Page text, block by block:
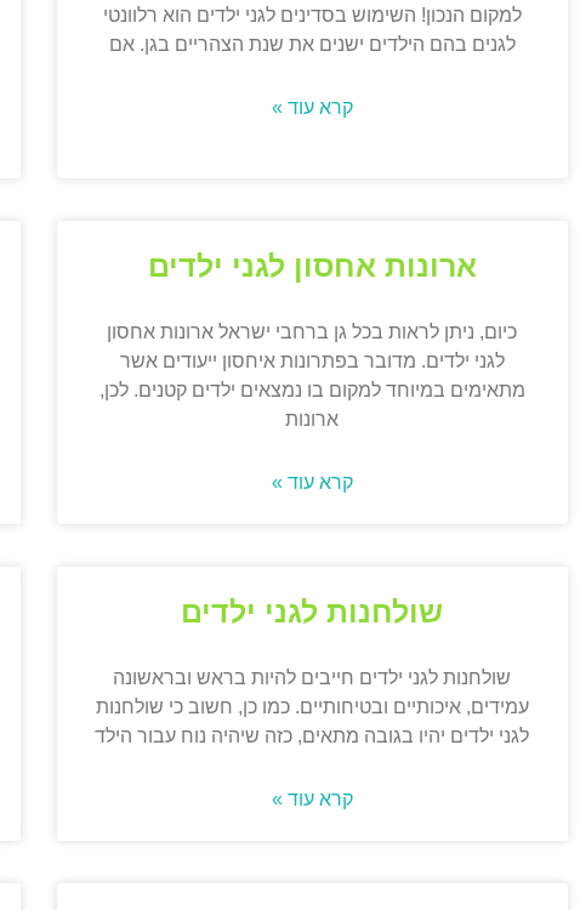
למקום הנכון! השימוש בסדינים לגני ילדים הוא רלוונטי
לגנים בהם הילדים ישנים את שנת הצהריים בגן. אם
קרא עוד »
ארונות אחסון לגני ילדים
כיום, ניתן לראות בכל גן ברחבי ישראל ארונות אחסון
לגני ילדים. מדובר בפתרונות איחסון ייעודים אשר
מתאימים במיוחד למקום בו נמצאים ילדים קטנים. לכן,
ארונות
קרא עוד »
שולחנות לגני ילדים
שולחנות לגני ילדים חייבים להיות בראש ובראשונה
עמידים, איכותיים ובטיחותיים. כמו כן, חשוב כי שולחנות
לגני ילדים יהיו בגובה מתאים, כזה שיהיה נוח עבור הילד
קרא עוד »